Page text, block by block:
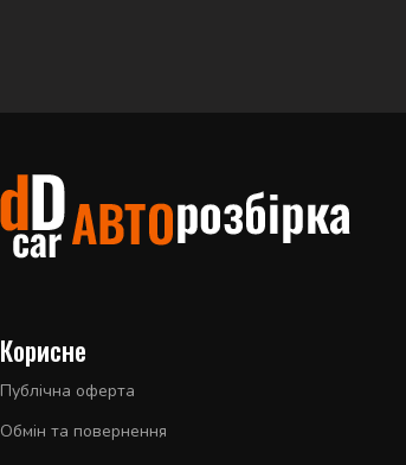
Корисне
Публічна оферта
Обмін та повернення